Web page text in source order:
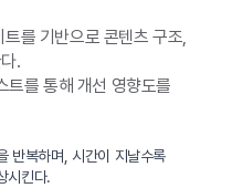
를 기반으로 콘텐츠 구조,
.
트를 통해 개선 영향도를
반복하며, 시간이 지날수록
시킨다.